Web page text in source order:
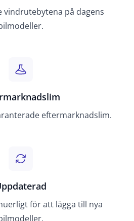
vindrutebytena på dagens
eftermarknadslim.
för att lägga till nya